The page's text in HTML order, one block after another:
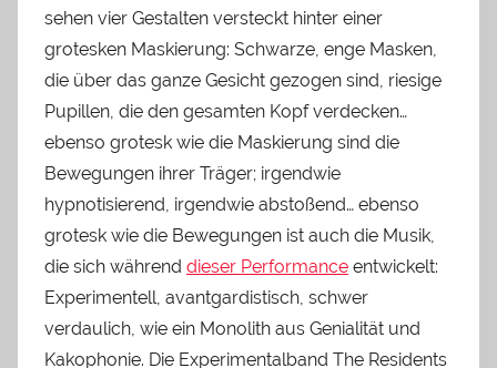
sehen vier Gestalten versteckt hinter einer
grotesken Maskierung: Schwarze, enge Masken,
die über das ganze Gesicht gezogen sind, riesige
Pupillen, die den gesamten Kopf verdecken…
ebenso grotesk wie die Maskierung sind die
Bewegungen ihrer Träger; irgendwie
hypnotisierend, irgendwie abstoßend… ebenso
grotesk wie die Bewegungen ist auch die Musik,
die sich während dieser Performance entwickelt:
Experimentell, avantgardistisch, schwer
verdaulich, wie ein Monolith aus Genialität und
Kakophonie. Die Experimentalband The Residents